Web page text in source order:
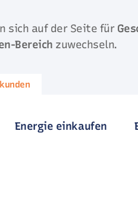
sich auf der Seite für
Bereich zuwechseln.
Energie einkaufen